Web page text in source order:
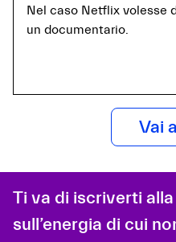
Nel caso Netflix volesse
un documentario.
Vai
Ti va di iscriverti
sull’energia di cui